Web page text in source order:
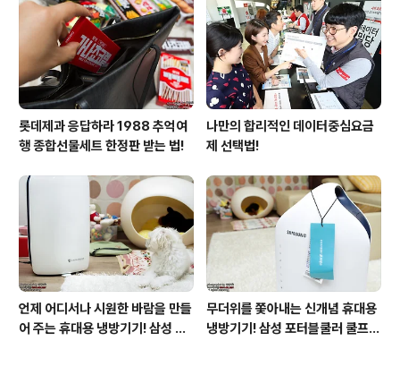
롯데제과 응답하라 1988 추억여
행 종합선물세트 한정판 받는 법!
나만의 합리적인 데이터중심요금
제 선택법!
언제 어디서나 시원한 바람을 만들
어 주는 휴대용 냉방기기! 삼성 포
무더위를 쫓아내는 신개념 휴대용
냉방기기! 삼성 포터블쿨러 쿨프레